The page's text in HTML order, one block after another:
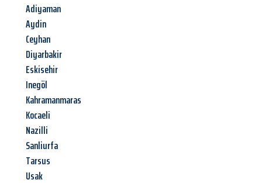
Adiyaman
Aydin
Ceyhan
Diyarbakir
Eskisehir
Inegöl
Kahramanmaras
Kocaeli
Nazilli
Sanliurfa
Tarsus
Usak